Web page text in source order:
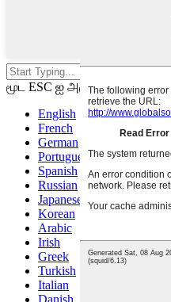
மூட ESC ஐ அழுத்தவும்.
English
French
German
Portuguese
Spanish
Russian
Japanese
Korean
Arabic
Irish
Greek
Turkish
Italian
Danish